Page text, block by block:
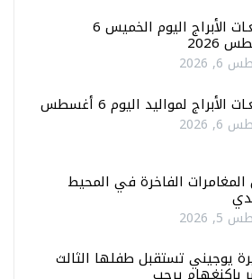
توقعـات الأبراج اليوم الخميس 6
2026
2026
الأبراج لمواليد اليوم 6 أغسطس
2026
المغامرات الفاخرة في المحيط
2026
يوجيني تستقبل طفلها الثالث